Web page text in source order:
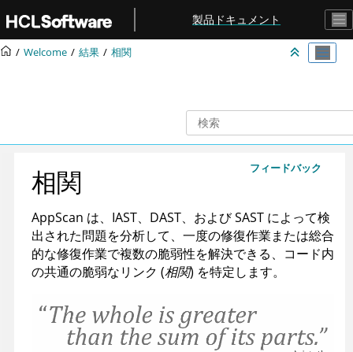
メインコンテンツにジャンプ
製品ドキュメント
Welcome 結果 相関
フィードバック
相関
AppScan は、IAST、DAST、および SAST によって検
出された問題を分析して、一度の修復作業または総合
的な修復作業で複数の脆弱性を解決できる、コード内
の共通の脆弱なリンク (相関) を特定します。